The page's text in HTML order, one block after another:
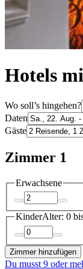
Hotels
Wo soll’s hingehen?
Daten
Gäste
Zimmer 1
Erwachsene
KinderAlter: 0
Zimmer hinzufügen
Du musst 9 oder